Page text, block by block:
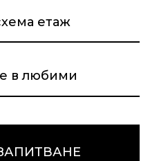
етаж
в любими